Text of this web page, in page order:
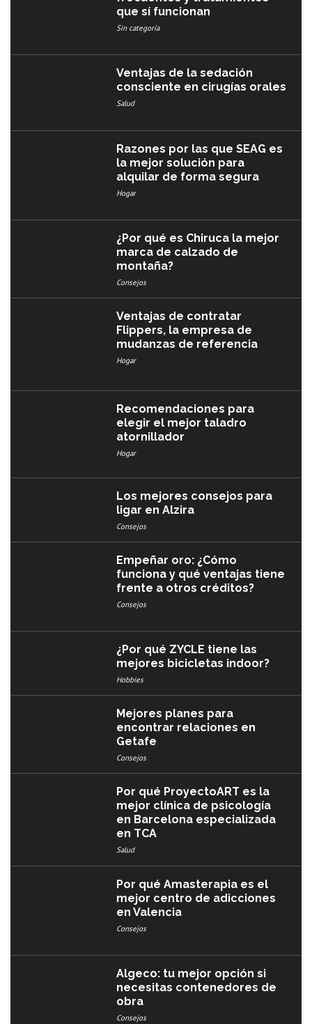
que sí funcionan
Sin categoría
Ventajas de la sedación
consciente en cirugías orales
Salud
Razones por las que SEAG es
la mejor solución para
alquilar de forma segura
Hogar
¿Por qué es Chiruca la mejor
marca de calzado de
montaña?
Consejos
Ventajas de contratar
Flippers, la empresa de
mudanzas de referencia
Hogar
Recomendaciones para
elegir el mejor taladro
atornillador
Hogar
Los mejores consejos para
ligar en Alzira
Consejos
Empeñar oro: ¿Cómo
funciona y qué ventajas tiene
frente a otros créditos?
Consejos
¿Por qué ZYCLE tiene las
mejores bicicletas indoor?
Hobbies
Mejores planes para
encontrar relaciones en
Getafe
Consejos
Por qué ProyectoART es la
mejor clínica de psicología
en Barcelona especializada
en TCA
Salud
Por qué Amasterapia es el
mejor centro de adicciones
en Valencia
Consejos
Algeco: tu mejor opción si
necesitas contenedores de
obra
Consejos